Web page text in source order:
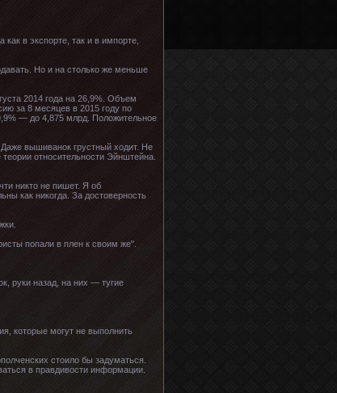
в экспорте, так и в импорте,
Но и на столько же меньше
2014 года на 26,9%. Объем
за 8 месяцев в 2015 году по
— до 4,875 млрд. Положительное
вышиванок грустный ходит. Не
относительности Эйнштейна.
никто не пишет. Я об
как никогда. За достоверность
попали в плен к своим же".
руки назад, на них — тугие
которые могут не выполнить
стоило бы задуматься.
в правдивости информации.